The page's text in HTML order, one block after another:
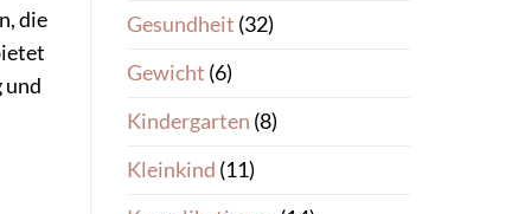
die
und
Gesundheit (32)
Gewicht (6)
Kindergarten (8)
Kleinkind (11)